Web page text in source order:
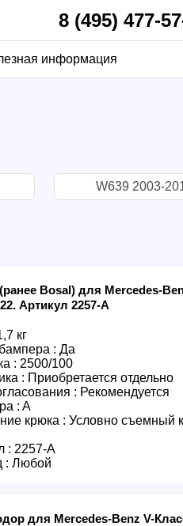
8 (495) 477-
информация
W639 2003-
Bosal) для Mercedes-
Артикул 2257-A
кг
: Да
: 2500/100
: Приобретается отдельно
: Рекомендуется
: A
крюка : Условно съемный
: 2257-A
: Любой
для Mercedes-Benz V-